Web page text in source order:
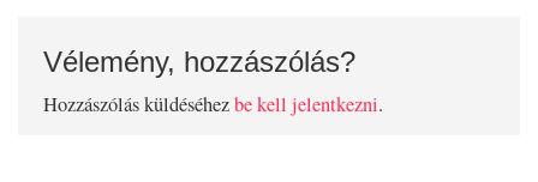
Vélemény, hozzászólás?
Hozzászólás küldéséhezbe kell jelentkezni.